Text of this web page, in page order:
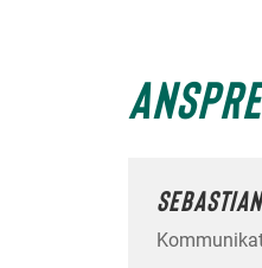
SEBASTIAN